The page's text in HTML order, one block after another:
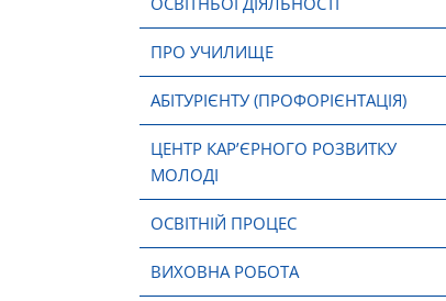
ПРО УЧИЛИЩЕ
АБІТУРІЄНТУ (ПРОФОРІЄНТАЦІЯ)
ЦЕНТР КАР’ЄРНОГО РОЗВИТКУ
МОЛОДІ
ОСВІТНІЙ ПРОЦЕС
ВИХОВНА РОБОТА